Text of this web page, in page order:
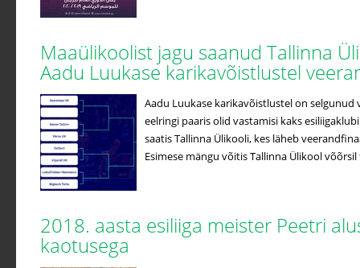
Maaülikoolist jagu saanud Tallinna
Aadu Luukase karikavõistlustel
Aadu Luukase karikavõistlustel on
eelringi paaris olid vastamisi kaks
saatis Tallinna Ülikooli, kes läheb
Esimese mängu võitis Tallinna Ülikool võõrsil
2018. aasta esiliiga meister Peetri
kaotusega